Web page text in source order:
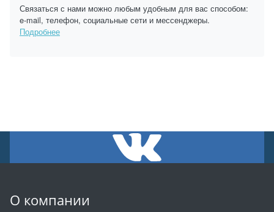
Связаться с нами можно любым удобным для вас способом:
e-mail, телефон, социальные сети и мессенджеры.
Подробнее
О компании